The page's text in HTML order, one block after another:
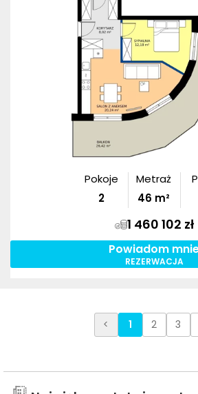
Pokoje
2
Metraż
46 m²
1 460 102 zł
Powiadom
REZERWACJA
< 1 2 3